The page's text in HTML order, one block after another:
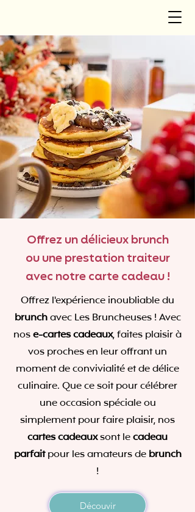
Offrez un délicieux brunch
ou une prestation traiteur
avec notre carte cadeau !
Offrez l'expérience inoubliable du
brunchavec Les Bruncheuses ! Avec
nose-cartes cadeaux, faites plaisir à
vos proches en leur offrant un
moment de convivialité et de délice
culinaire. Que ce soit pour célébrer
une occasion spéciale ou
simplement pour faire plaisir, nos
cartes cadeauxsont lecadeau
parfaitpour les amateurs de brunch
!
Découvir